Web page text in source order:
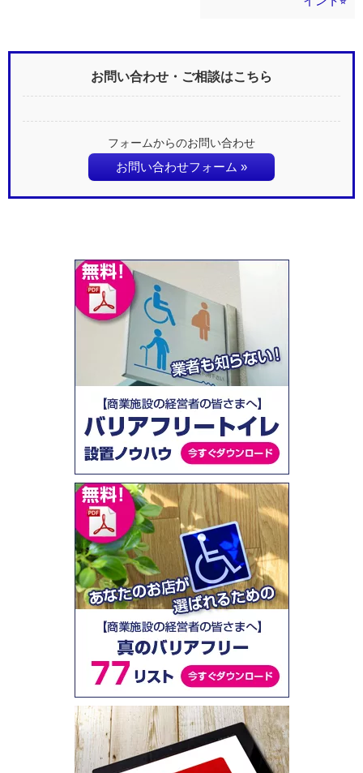
お問い合わせ・ご相談はこちら
フォームからのお問い合わせ
お問い合わせフォーム »